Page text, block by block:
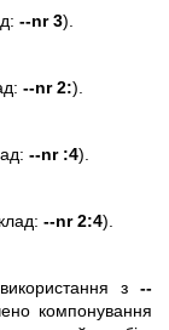
--nr 3).
--nr 2:).
--nr :4).
--nr 2:4).
з --
компонування